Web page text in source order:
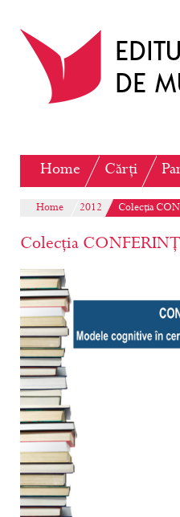
Home Cărți
Home 2012 Colecția
Colecția